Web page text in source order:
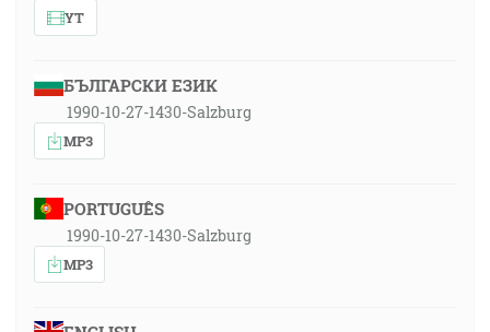
YT
БЪЛГАРСКИ ЕЗИК
1990-10-27-1430-Salzburg
MP3
PORTUGUÊS
1990-10-27-1430-Salzburg
MP3